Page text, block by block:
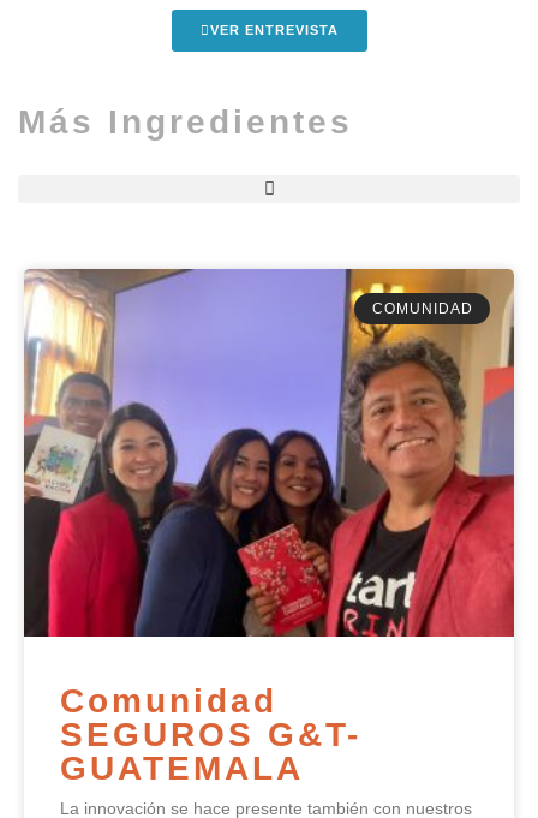
VER ENTREVISTA
Más Ingredientes
COMUNIDAD
Comunidad
SEGUROS G&T-
GUATEMALA
La innovación se hace presente también con nuestros